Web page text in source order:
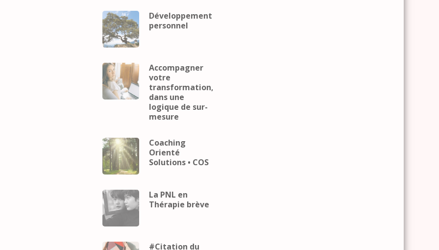
Développement
personnel
Accompagner
votre
transformation,
dans une
logique de sur-
mesure
Coaching
Orienté
Solutions • COS
La PNL en
Thérapie brève
#Citation du